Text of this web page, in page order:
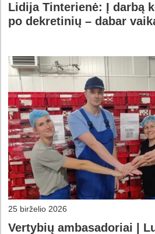
Lidija Tinterienė: Į darbą
po dekretinių – dabar
25 birželio 2026
Vertybių ambasadoriai |